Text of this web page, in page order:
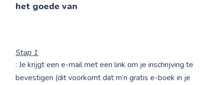
het goede van
Stap 1
: Je krijgt een e-mail met een link om je inschrijving te
bevestigen (dit voorkomt dat m’n gratis e-boek in je